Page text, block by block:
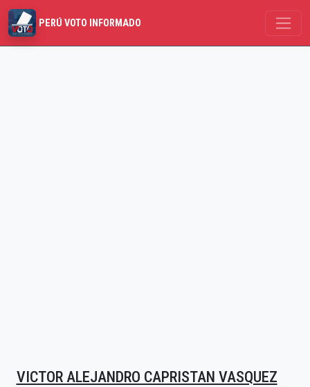
PERÚ VOTO INFORMADO
VICTOR ALEJANDRO CAPRISTAN VASQUEZ